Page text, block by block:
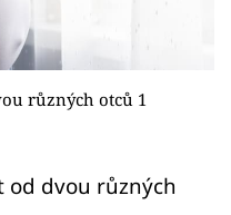
různých otců 1
od dvou různých